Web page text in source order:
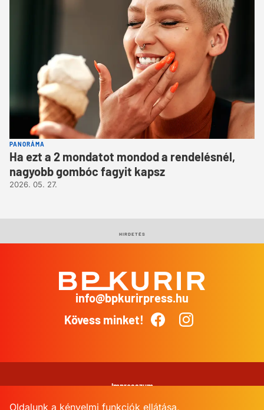
PANORÁMA
Ha ezt a 2 mondatot mondod a rendelésnél,
nagyobb gombóc fagyit kapsz
2026. 05. 27.
HIRDETÉS
info@bpkurirpress.hu
Kövess minket!
Impresszum
Oldalunk a kényelmi funkciók ellátása,